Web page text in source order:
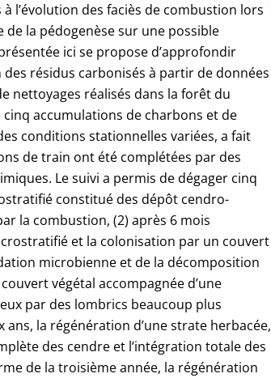
l’évolution des faciès de combustion lors
la pédogenèse sur une possible
ici se propose d’approfondir
résidus carbonisés à partir de données
nettoyages réalisés dans la forêt du
accumulations de charbons et de
conditions stationnelles variées, a fait
de train ont été complétées par des
Le suivi a permis de dégager cinq
constitué des dépôt cendro-
la combustion, (2) après 6 mois
et la colonisation par un couvert
microbienne et de la décomposition
végétal accompagnée d’une
par des lombrics beaucoup plus
la régénération d’une strate herbacée,
des cendre et l’intégration totale des
de la troisième année, la régénération